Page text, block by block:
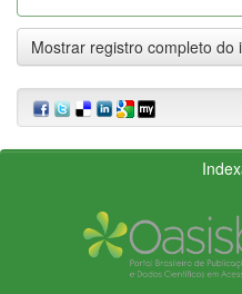
Mostrar registro completo do